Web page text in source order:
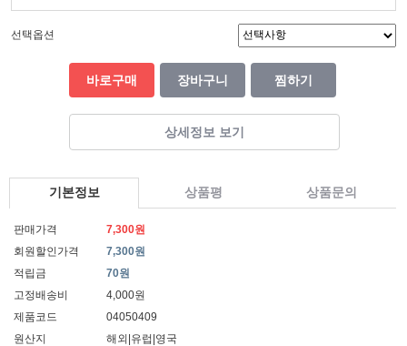
선택옵션
바로구매 장바구니 찜하기
상세정보 보기
기본정보 상품평 상품문의
판매가격
7,300원
회원할인가격
7,300원
적립금
70원
고정배송비
4,000원
제품코드
04050409
원산지
해외|유럽|영국